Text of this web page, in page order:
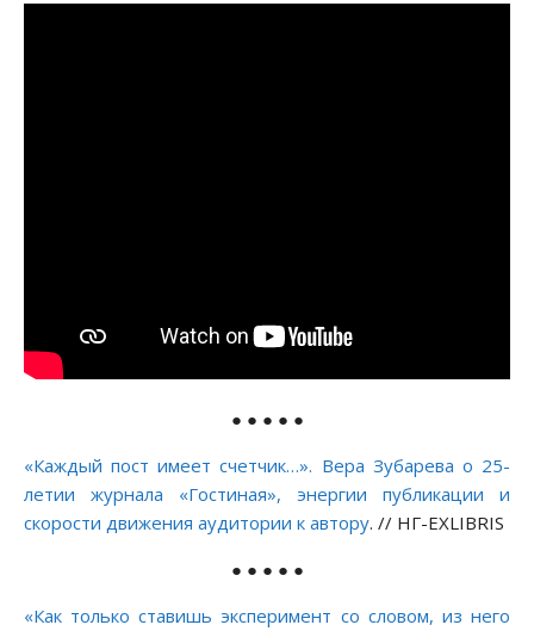
● ● ● ● ●
«Каждый пост имеет счетчик…». Вера Зубарева о 25-
летии журнала «Гостиная», энергии публикации и
скорости движения аудитории к автору. // НГ-EXLIBRIS
● ● ● ● ●
«Как только ставишь эксперимент со словом, из него